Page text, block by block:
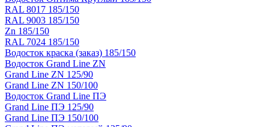
RAL 8017 185/150
RAL 9003 185/150
Zn 185/150
RAL 7024 185/150
Водосток краска (заказ) 185/150
Водосток Grand Line ZN
Grand Line ZN 125/90
Grand Line ZN 150/100
Водосток Grand Line ПЭ
Grand Line ПЭ 125/90
Grand Line ПЭ 150/100